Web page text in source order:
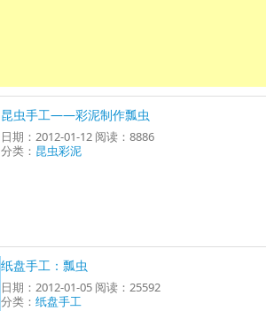
昆虫手工——彩泥制作瓢虫
日期：2012-01-12 阅读：8886
分类： 昆虫彩泥
纸盘手工：瓢虫
日期：2012-01-05 阅读：25592
分类：纸盘手工